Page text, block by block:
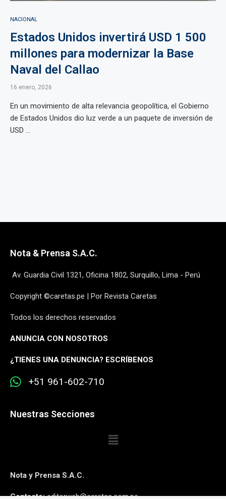
NACIONAL
Estados Unidos invertirá USD 1 500
millones para modernizar la Base
Naval del Callao
16 enero, 2026
En un movimiento de alta relevancia geopolítica, el Gobierno
de Estados Unidos dio luz verde a un paquete de inversión de
USD ...
Nota & Prensa S.A.C.
Av. Guardia Civil 1321, Oficina 1802, Surquillo, Lima - Perú
Copyright ©caretas.pe | Por Revista Caretas
Todos los derechos reservados
ANUNCIA CON NOSOTROS
¿TIENES UNA DENUNCIA? ESCRÍBENOS
+51 961-602-710
Nuestras Secciones
Nota y Prensa S.A.C.
Contacto:editorweb@caretas.com.pe